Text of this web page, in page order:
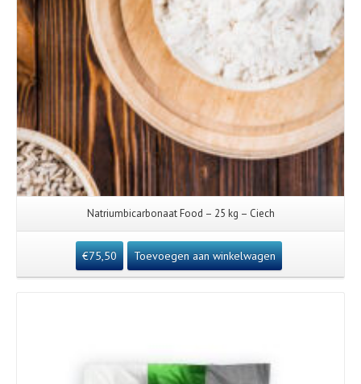
Natriumbicarbonaat Food – 25 kg – Ciech
€75,50 Toevoegen aan winkelwagen